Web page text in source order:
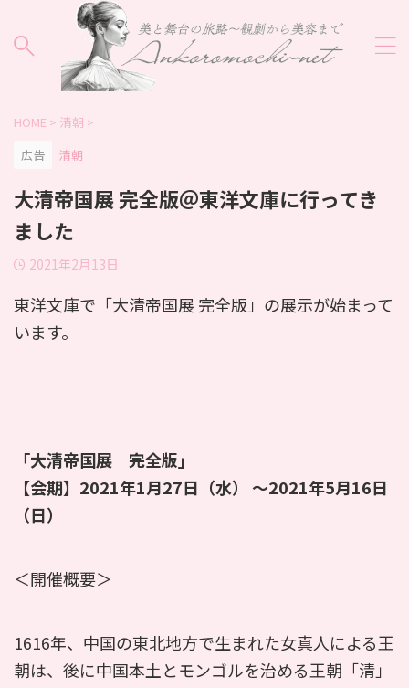
HOME > 清朝 >
広告
清朝
大清帝国展 完全版＠東洋文庫に行ってき
ました
2021年2月13日
東洋文庫で「大清帝国展 完全版」の展示が始まって
います。
「大清帝国展 完全版」
【会期】2021年1月27日（水） 〜2021年5月16日
（日）
＜開催概要＞
1616年、中国の東北地方で生まれた女真人による王
朝は、後に中国本土とモンゴルを治める王朝「清」